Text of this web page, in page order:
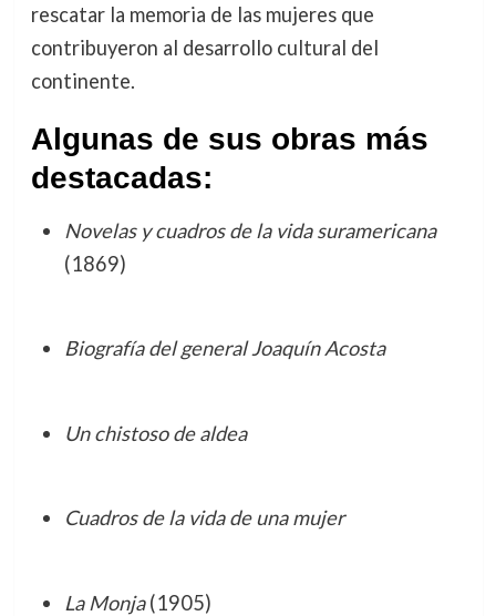
rescatar la memoria de las mujeres que
contribuyeron al desarrollo cultural del
continente.
Algunas de sus obras más
destacadas:
Novelas y cuadros de la vida suramericana
(1869)
Biografía del general Joaquín Acosta
Un chistoso de aldea
Cuadros de la vida de una mujer
La Monja(1905)